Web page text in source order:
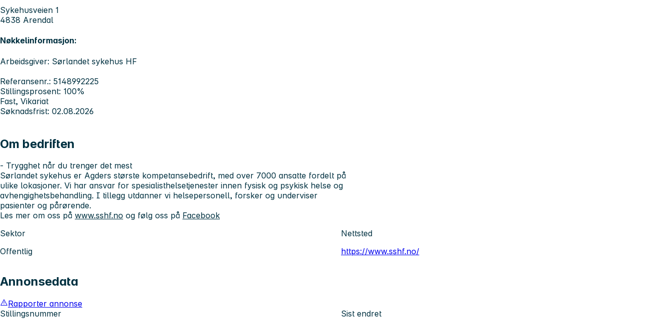
Sykehusveien 1
4838 Arendal
Nøkkelinformasjon:
Arbeidsgiver: Sørlandet sykehus HF
Referansenr.: 5148992225
Stillingsprosent: 100%
Fast, Vikariat
Søknadsfrist: 02.08.2026
Om bedriften
- Trygghet når du trenger det mest
Sørlandet sykehus er Agders største kompetansebedrift, med over 7000 ansatte fordelt på
ulike lokasjoner. Vi har ansvar for spesialisthelsetjenester innen fysisk og psykisk helse og
avhengighetsbehandling. I tillegg utdanner vi helsepersonell, forsker og underviser
pasienter og pårørende.
Les mer om oss på www.sshf.no og følg oss på Facebook
Sektor
Offentlig
Nettsted
https://www.sshf.no/
Annonsedata
Rapporter annonse
Stillingsnummer
Sist endret